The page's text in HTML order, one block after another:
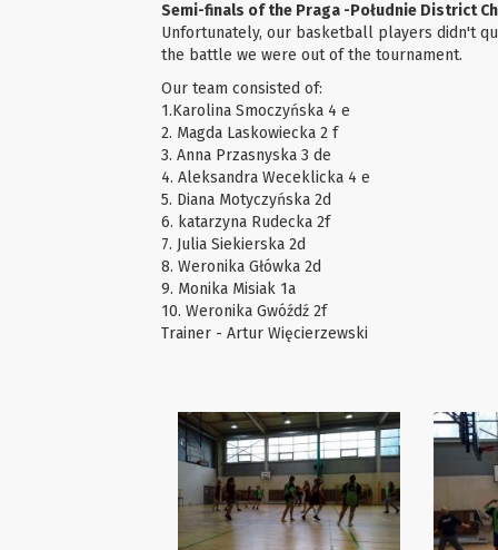
Semi-finals of the Praga -Południe District
Unfortunately, our basketball players didn't
the battle we were out of the tournament.
Our team consisted of:
1.Karolina Smoczyńska 4 e
2. Magda Laskowiecka 2 f
3. Anna Przasnyska 3 de
4. Aleksandra Weceklicka 4 e
5. Diana Motyczyńska 2d
6. katarzyna Rudecka 2f
7. Julia Siekierska 2d
8. Weronika Główka 2d
9. Monika Misiak 1a
10. Weronika Gwóźdź 2f
Trainer - Artur Więcierzewski